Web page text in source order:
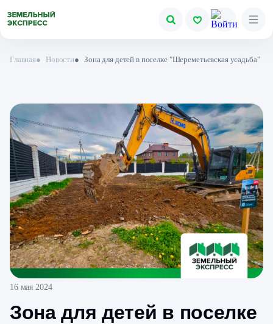
Главная● Новости● Зона для детей в поселке "Шереметьевская усадьба"
16 мая 2024
Зона для детей в поселке